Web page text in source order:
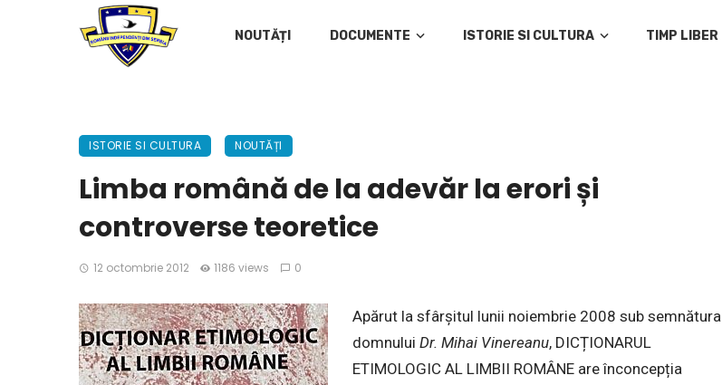
NOUTĂȚI DOCUMENTE ISTORIE SI CULTURA TIMP LIBER
ISTORIE SI CULTURA NOUTĂȚI
Limba română de la adevăr la erori și
controverse teoretice
12 octombrie 2012 1186 views 0
Apărut la sfârșitul lunii noiembrie 2008 sub semnătura
domnuluiDr. Mihai Vinereanu, DICȚIONARUL
ETIMOLOGIC AL LIMBII ROMÂNE are înconcepția